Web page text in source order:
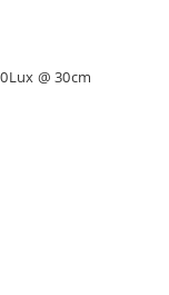
@ 30cm